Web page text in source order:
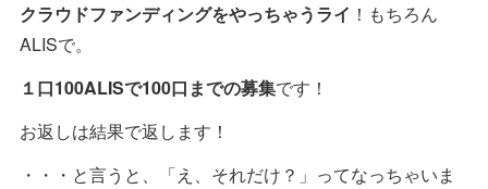
クラウドファンディングをやっちゃうライ ！もちろん
ALISで。
１口100ALISで100口までの募集です！
お返しは結果で返します！
・・・と言うと、「え、それだけ？」ってなっちゃいま